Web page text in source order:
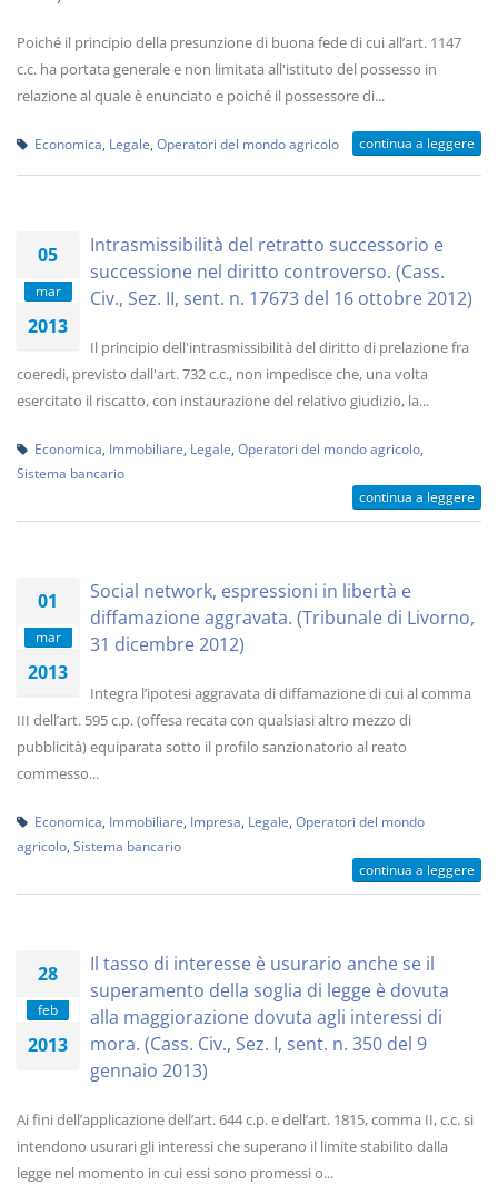
Poiché il principio della presunzione di buona fede di cui all’art. 1147
c.c. ha portata generale e non limitata all'istituto del possesso in
relazione al quale è enunciato e poiché il possessore di...
Economica Legale Operatori del mondo agricolo continua a leggere
05
mar
2013
Intrasmissibilità del retratto successorio e
successione nel diritto controverso. (Cass.
Civ., Sez. II, sent. n. 17673 del 16 ottobre 2012)
Il principio dell'intrasmissibilità del diritto di prelazione fra
coeredi, previsto dall'art. 732 c.c., non impedisce che, una volta
esercitato il riscatto, con instaurazione del relativo giudizio, la...
Economica Immobiliare Legale Operatori del mondo agricolo
Sistema bancario
continua a leggere
01
mar
2013
Social network, espressioni in libertà e
diffamazione aggravata. (Tribunale di Livorno,
31 dicembre 2012)
Integra l’ipotesi aggravata di diffamazione di cui al comma
III dell’art. 595 c.p. (offesa recata con qualsiasi altro mezzo di
pubblicità) equiparata sotto il profilo sanzionatorio al reato
commesso...
Economica Immobiliare Impresa Legale Operatori del mondo
agricolo Sistema bancario
continua a leggere
28
feb
2013
Il tasso di interesse è usurario anche se il
superamento della soglia di legge è dovuta
alla maggiorazione dovuta agli interessi di
mora. (Cass. Civ., Sez. I, sent. n. 350 del 9
gennaio 2013)
Ai fini dell’applicazione dell’art. 644 c.p. e dell’art. 1815, comma II, c.c. si
intendono usurari gli interessi che superano il limite stabilito dalla
legge nel momento in cui essi sono promessi o...